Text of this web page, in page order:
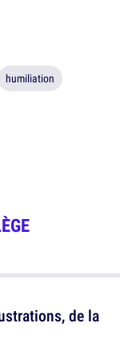
humiliation
de la